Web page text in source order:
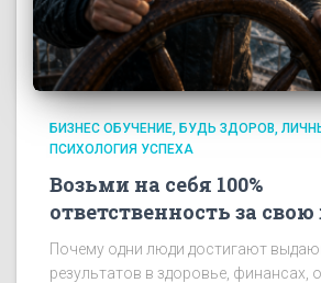
БИЗНЕС ОБУЧЕНИЕ БУДЬ ЗДОРОВ
ПСИХОЛОГИЯ УСПЕХА
Возьми на себя 100%
ответственность за
Почему одни люди достигают
результатов в здоровье, финансах,